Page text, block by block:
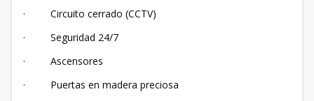
· Circuito cerrado (CCTV)
· Seguridad 24/7
· Ascensores
· Puertas en madera preciosa